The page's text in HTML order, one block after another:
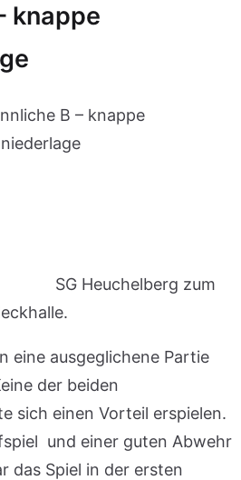
knappe
Heuchelberg zum
eine ausgeglichene Partie
der beiden
sich einen Vorteil erspielen.
und einer guten Abwehr
das Spiel in der ersten